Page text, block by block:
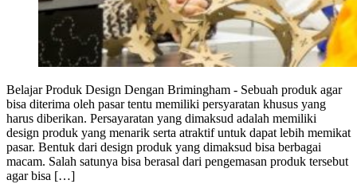
Belajar Produk Design Dengan Brimingham - Sebuah produk agar
bisa diterima oleh pasar tentu memiliki persyaratan khusus yang
harus diberikan. Persayaratan yang dimaksud adalah memiliki
design produk yang menarik serta atraktif untuk dapat lebih memikat
pasar. Bentuk dari design produk yang dimaksud bisa berbagai
macam. Salah satunya bisa berasal dari pengemasan produk tersebut
agar bisa […]